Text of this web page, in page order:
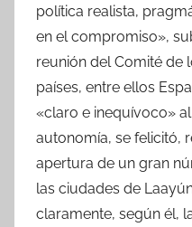
política realista,
en el compromiso»,
reunión del Comité de
países, entre ellos
«claro e inequívoco»
autonomía, se felicitó,
apertura de un gran
las ciudades de
claramente, según él,